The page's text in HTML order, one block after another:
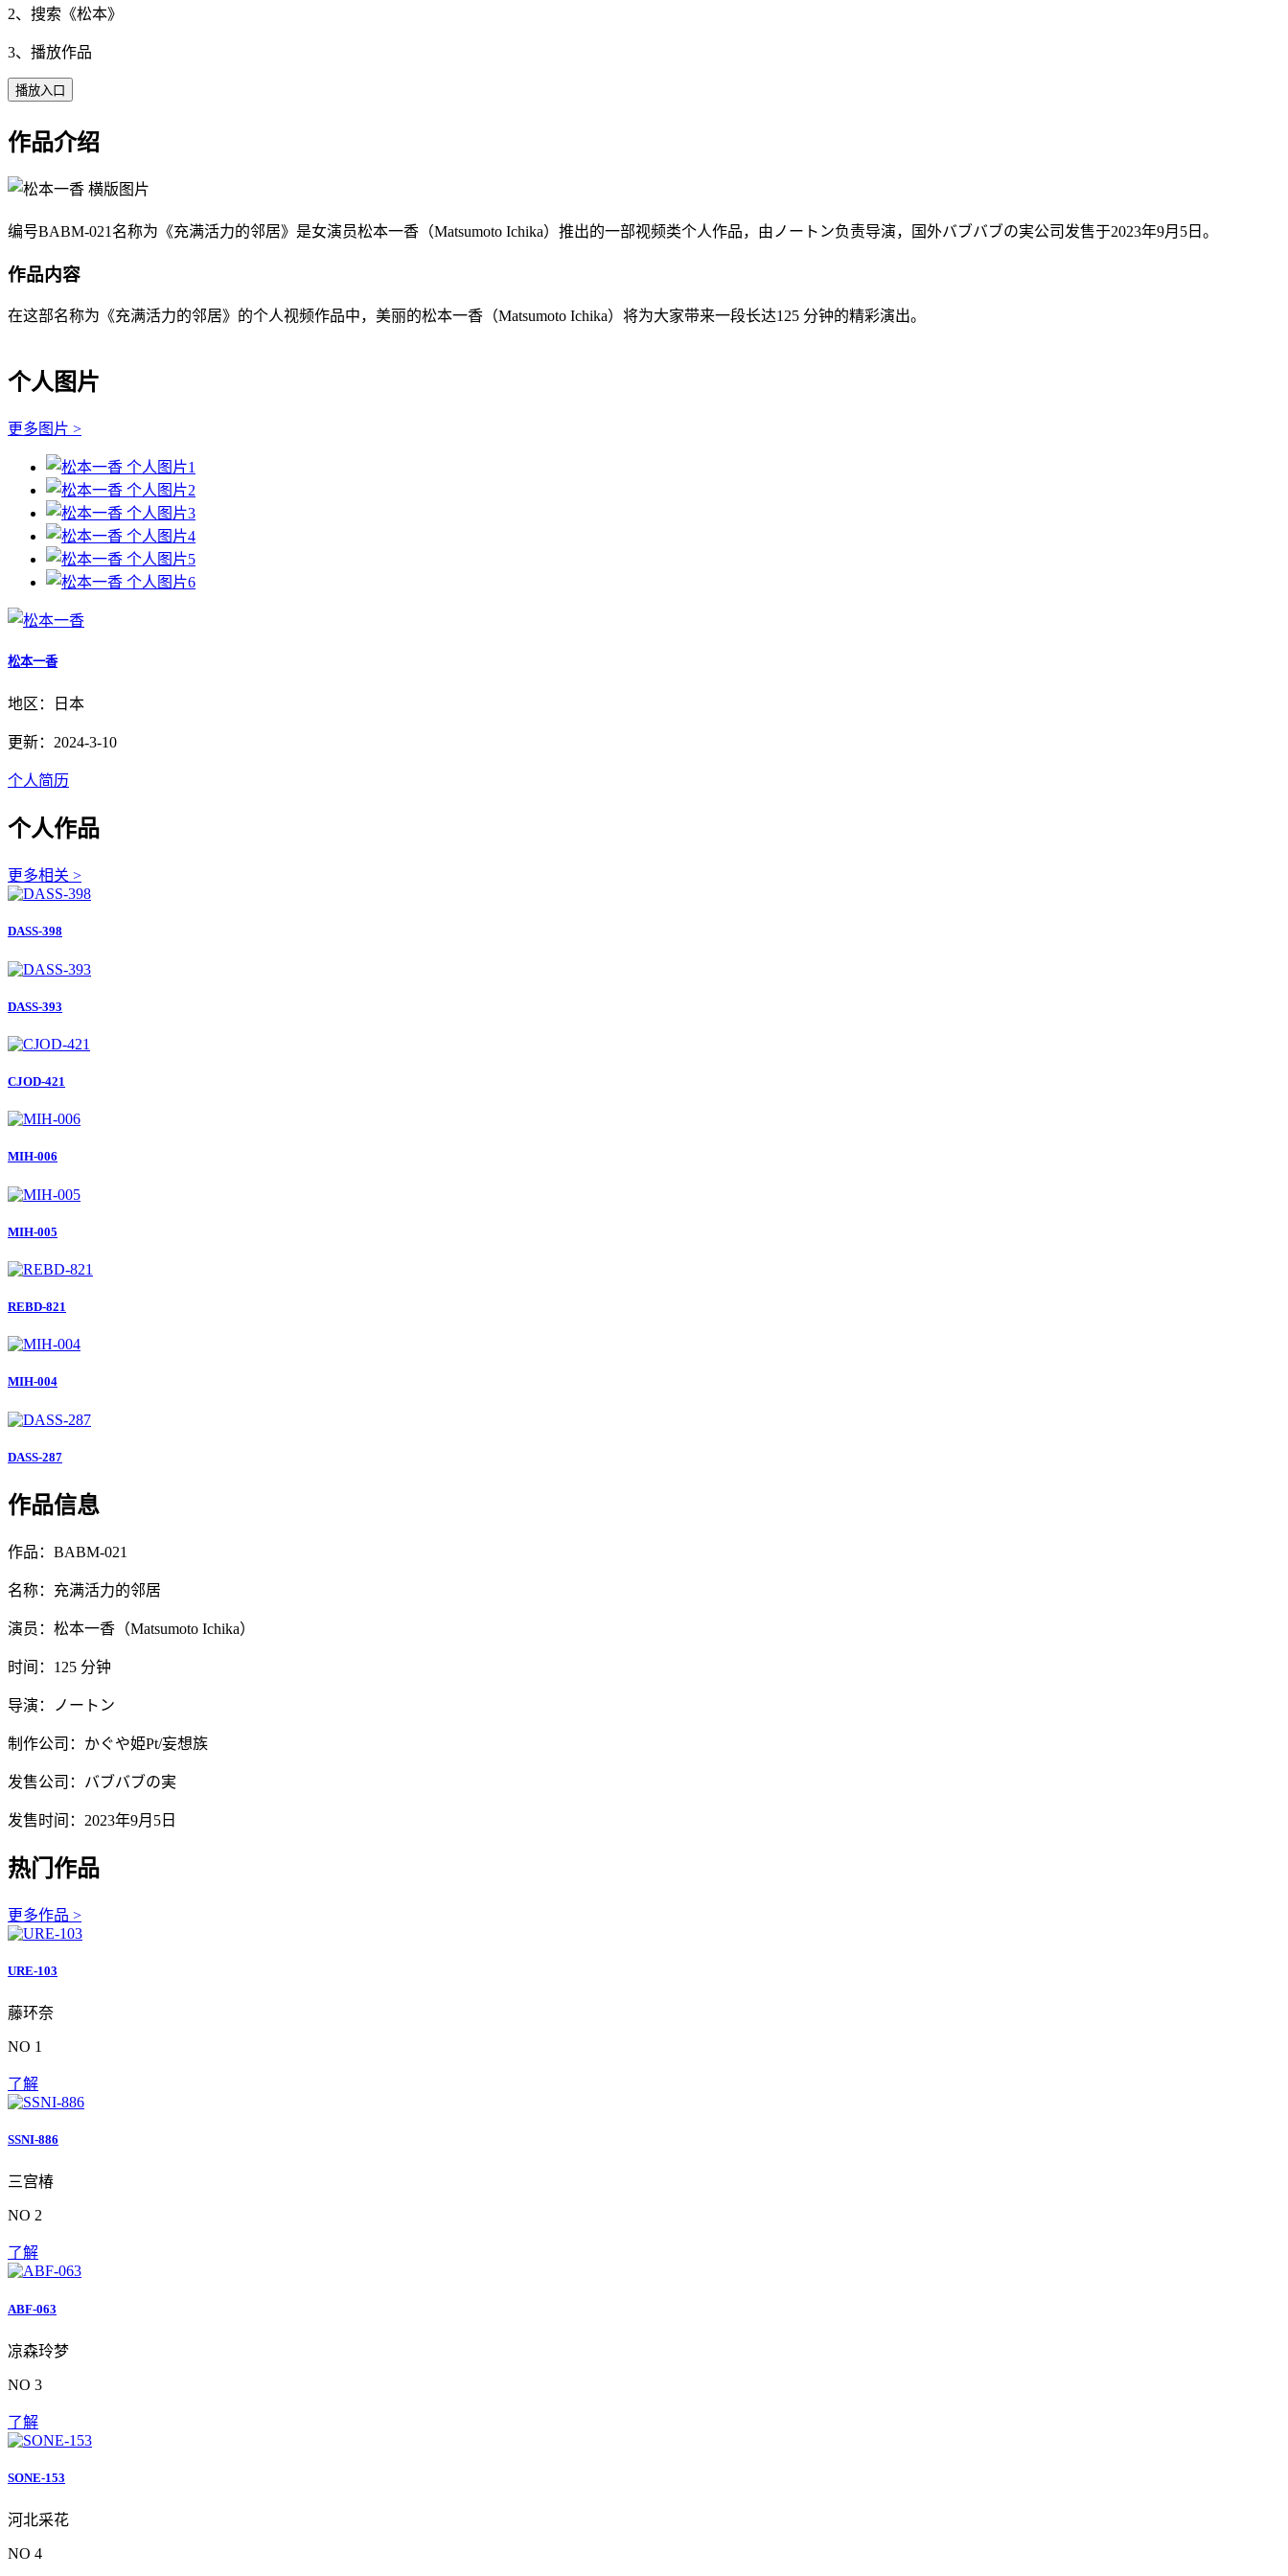
2、搜索《松本》
3、播放作品
播放入口
作品介绍
编号BABM-021名称为《充满活力的邻居》是女演员松本一香（Matsumoto Ichika）推出的一部视频类个人作品，由ノートン负责导演，国外バブバブの実公司发售于2023年9月5日。
作品内容
在这部名称为《充满活力的邻居》的个人视频作品中，美丽的松本一香（Matsumoto Ichika）将为大家带来一段长达125 分钟的精彩演出。
个人图片
更多图片 >
松本一香
地区：日本
更新：2024-3-10
个人简历
个人作品
更多相关 >
DASS-398
DASS-393
CJOD-421
MIH-006
MIH-005
REBD-821
MIH-004
DASS-287
作品信息
作品：BABM-021
名称：充满活力的邻居
演员：松本一香（Matsumoto Ichika）
时间：125 分钟
导演：ノートン
制作公司：かぐや姫Pt/妄想族
发售公司：バブバブの実
发售时间：2023年9月5日
热门作品
更多作品 >
URE-103
藤环奈
NO 1
了解
SSNI-886
三宫椿
NO 2
了解
ABF-063
凉森玲梦
NO 3
了解
SONE-153
河北采花
NO 4